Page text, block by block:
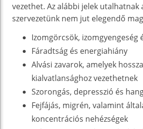
vezethet. Az alábbi jelek utalhatnak
szervezetünk nem jut elegendő
Izomgörcsök, izomgyengeség
Fáradtság és energiahiány
Alvási zavarok, amelyek
kialvatlansághoz vezethetnek
Szorongás, depresszió és
Fejfájás, migrén, valamint
koncentrációs nehézségek